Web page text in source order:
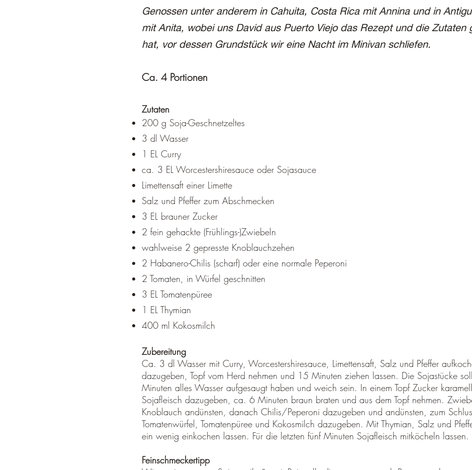
Genossen unter anderem in Cahuita, Costa Rica mit Annina und in
mit Anita, wobei uns David aus Puerto Viejo das Rezept und die Zutaten
hat, vor dessen Grundstück wir eine Nacht im Minivan schliefen.
Ca. 4 Portionen
Zutaten
200 g Soja-Geschnetzeltes
3 dl Wasser
1 EL Curry
ca. 3 EL Worcestershiresauce oder Sojasauce
Limettensaft einer Limette
Salz und Pfeffer zum Abschmecken
3 EL brauner Zucker
2 fein gehackte (Frühlings-)Zwiebeln
wahlweise 2 gepresste Knoblauchzehen
2 Habanero-Chilis (scharf) oder eine normale Peperoni
2 Tomaten, in Würfel geschnitten
3 EL Tomatenpüree
1 EL Thymian
400 ml Kokosmilch
Zubereitung
Ca. 3 dl Wasser mit Curry, Worcestershiresauce, Limettensaft, Salz und Pfeffer
dazugeben, Topf vom Herd nehmen und 15 Minuten ziehen lassen. Die Sojastücke
Minuten alles Wasser aufgesaugt haben und weich sein. In einem Topf Zucker
Sojafleisch dazugeben, ca. 6 Minuten braun braten und aus dem Topf nehmen.
Knoblauch andünsten, danach Chilis/Peperoni dazugeben und andünsten, zum
Tomatenwürfel, Tomatenpüree und Kokosmilch dazugeben. Mit Thymian, Salz und
ein wenig einkochen lassen. Für die letzten fünf Minuten Sojafleisch mitköcheln lassen.
Feinschmeckertipp